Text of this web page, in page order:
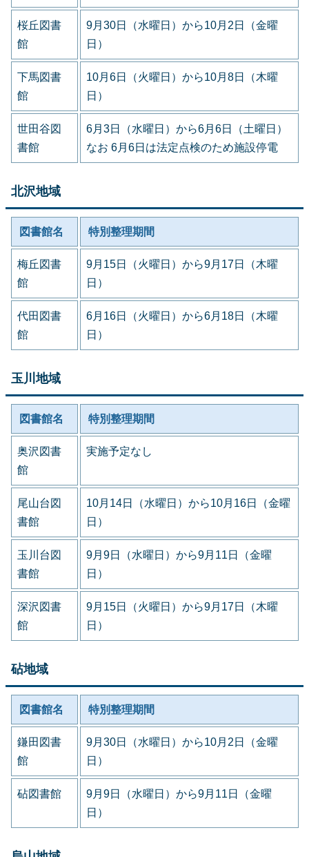
桜丘図書
館
9月30日（水曜日）から10月2日（金曜
日）
下馬図書
館
10月6日（火曜日）から10月8日（木曜
日）
世田谷図
書館
6月3日（水曜日）から6月6日（土曜日）
なお 6月6日は法定点検のため施設停電
北沢地域
図書館名 特別整理期間
梅丘図書
館
9月15日（火曜日）から9月17日（木曜
日）
代田図書
館
6月16日（火曜日）から6月18日（木曜
日）
玉川地域
図書館名 特別整理期間
奥沢図書
館
実施予定なし
尾山台図
書館
10月14日（水曜日）から10月16日（金曜
日）
玉川台図
書館
9月9日（水曜日）から9月11日（金曜
日）
深沢図書
館
9月15日（火曜日）から9月17日（木曜
日）
砧地域
図書館名 特別整理期間
鎌田図書
館
9月30日（水曜日）から10月2日（金曜
日）
砧図書館
9月9日（水曜日）から9月11日（金曜
日）